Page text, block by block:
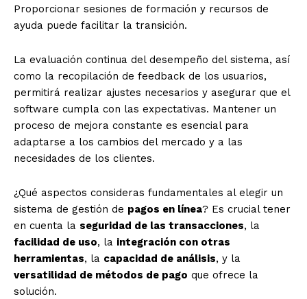
Proporcionar sesiones de formación y recursos de
ayuda puede facilitar la transición.
La evaluación continua del desempeño del sistema, así
como la recopilación de feedback de los usuarios,
permitirá realizar ajustes necesarios y asegurar que el
software cumpla con las expectativas. Mantener un
proceso de mejora constante es esencial para
adaptarse a los cambios del mercado y a las
necesidades de los clientes.
¿Qué aspectos consideras fundamentales al elegir un
sistema de gestión de pagos en línea? Es crucial tener
en cuenta la seguridad de las transacciones, la
facilidad de uso, la integración con otras
herramientas, la capacidad de análisis, y la
versatilidad de métodos de pago que ofrece la
solución.